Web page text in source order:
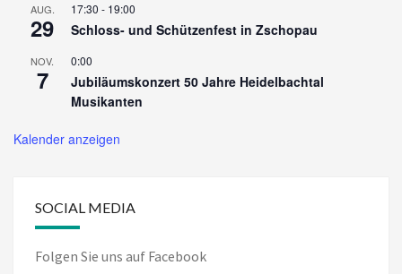
AUG.
29
17:30 - 19:00
Schloss- und Schützenfest in Zschopau
NOV.
7
0:00
Jubiläumskonzert 50 Jahre Heidelbachtal
Musikanten
Kalender anzeigen
SOCIAL MEDIA
Folgen Sie uns auf Facebook